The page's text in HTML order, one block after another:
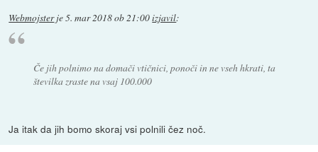
Webmojsterje5. mar 2018 ob 21:00izjavil:
Če jih polnimo na domači vtičnici, ponoči in ne vseh hkrati, ta
številka zraste na vsaj 100.000
Ja itak da jih bomo skoraj vsi polnili čez noč.